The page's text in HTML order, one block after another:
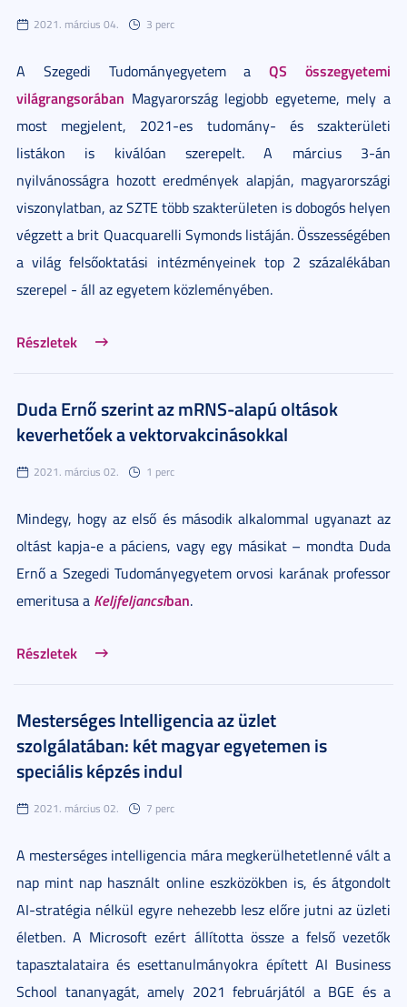
2021. március 04. 3 perc
A Szegedi Tudományegyetem aQS összegyetemi
világrangsorában Magyarország legjobb egyeteme, mely a
most megjelent, 2021-es tudomány- és szakterületi
listákon is kiválóan szerepelt. A március 3-án
nyilvánosságra hozott eredmények alapján, magyarországi
viszonylatban, az SZTE több szakterületen is dobogós helyen
végzett a brit Quacquarelli Symonds listáján. Összességében
a világ felsőoktatási intézményeinek top 2 százalékában
szerepel - áll az egyetem közleményében.
Részletek
Duda Ernő szerint az mRNS-alapú oltások
keverhetőek a vektorvakcinásokkal
2021. március 02. 1 perc
Mindegy, hogy az első és második alkalommal ugyanazt az
oltást kapja-e a páciens, vagy egy másikat – mondta Duda
Ernő a Szegedi Tudományegyetem orvosi karának professor
emeritusa a Keljfeljancsiban.
Részletek
Mesterséges Intelligencia az üzlet
szolgálatában: két magyar egyetemen is
speciális képzés indul
2021. március 02. 7 perc
A mesterséges intelligencia mára megkerülhetetlenné vált a
nap mint nap használt online eszközökben is, és átgondolt
AI-stratégia nélkül egyre nehezebb lesz előre jutni az üzleti
életben. A Microsoft ezért állította össze a felső vezetők
tapasztalataira és esettanulmányokra épített AI Business
School tananyagát, amely 2021 februárjától a BGE és a